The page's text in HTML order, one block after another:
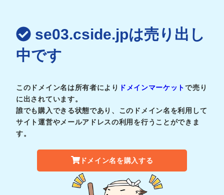
se03.cside.jpは売り出し
中です
このドメイン名は所有者により ドメインマーケットで売り
に出されています。
誰でも購入できる状態であり、このドメイン名を利用して
サイト運営やメールアドレスの利用を行うことができま
す。
ドメイン名を購入する